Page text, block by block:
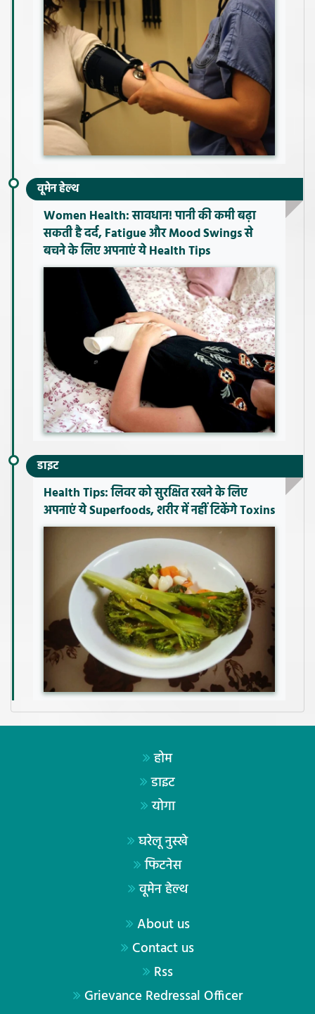
वूमेन हेल्थ
Women Health: सावधान! पानी की कमी बढ़ा
सकती है दर्द, Fatigue और Mood Swings से
बचने के लिए अपनाएं ये Health Tips
डाइट
Health Tips: लिवर को सुरक्षित रखने के लिए
अपनाएं ये Superfoods, शरीर में नहीं टिकेंगे Toxins
होम
डाइट
योगा
घरेलू नुस्खे
फिटनेस
वूमेन हेल्थ
About us
Contact us
Rss
Grievance Redressal Officer